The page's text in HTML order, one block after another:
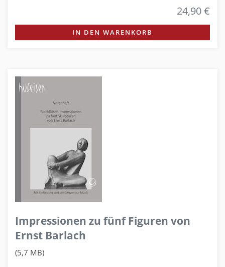
24,90 €
IN DEN WARENKORB
Impressionen zu fünf Figuren von
Ernst Barlach
(5,7 MB)